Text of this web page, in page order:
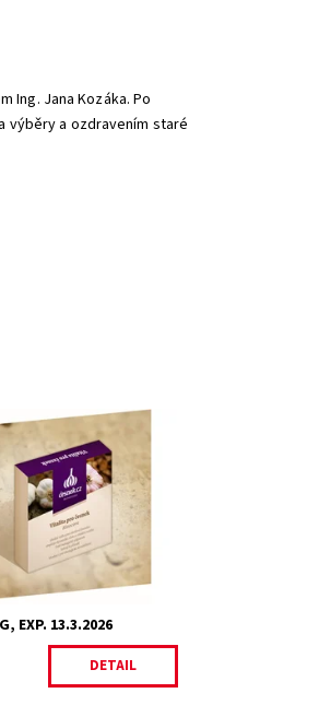
Ing. Jana Kozáka. Po
výběry a ozdravením staré
rostlinný
na kombinaci houby
Na dotaz
15953
EXP. 13.3.2026
DETAIL